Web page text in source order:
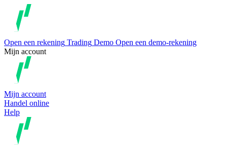
Open een rekening Trading Demo Open een demo-rekening
Mijn account
Mijn account
Handel online
Help